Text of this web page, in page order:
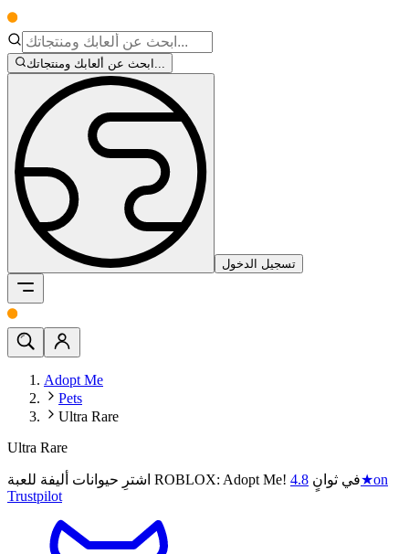
ابحث عن ألعابك ومنتجاتك...
تسجيل الدخول
Adopt Me
Pets
Ultra Rare
Ultra Rare
اشترِ حيوانات أليفة للعبة ROBLOX: Adopt Me! في ثوانٍ 4.8 ★on
Trustpilot